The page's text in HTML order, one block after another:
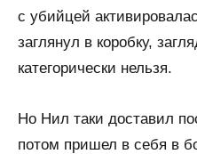
с убийцей
заглянул в коробку,
категорически нельзя.
Но Нил таки доставил
потом пришел в себя в